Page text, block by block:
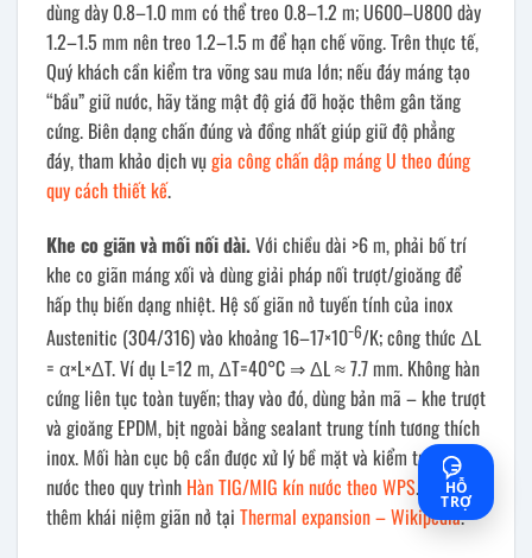
dùng dày 0.8–1.0 mm có thể treo 0.8–1.2 m; U600–U800 dày
1.2–1.5 mm nên treo 1.2–1.5 m để hạn chế võng. Trên thực tế,
Quý khách cần kiểm tra võng sau mưa lớn; nếu đáy máng tạo
“bầu” giữ nước, hãy tăng mật độ giá đỡ hoặc thêm gân tăng
cứng. Biên dạng chấn đúng và đồng nhất giúp giữ độ phẳng
đáy, tham khảo dịch vụgia công chấn dập máng U theo đúng
quy cách thiết kế.
Khe co giãn và mối nối dài.Với chiều dài >6 m, phải bố trí
khe co giãn máng xối và dùng giải pháp nối trượt/gioăng để
hấp thụ biến dạng nhiệt. Hệ số giãn nở tuyến tính của inox
Austenitic (304/316) vào khoảng 16–17×10−6/K; công thức ΔL
= α×L×ΔT. Ví dụ L=12 m, ΔT=40°C ⇒ ΔL ≈ 7.7 mm. Không hàn
cứng liên tục toàn tuyến; thay vào đó, dùng bản mã – khe trượt
và gioăng EPDM, bịt ngoài bằng sealant trung tính tương thích
inox. Mối hàn cục bộ cần được xử lý bề mặt và kiểm tra kín
nước theo quy trình Hàn TIG/MIG kín nước theo WPS. Xem
thêm khái niệm giãn nở tại Thermal expansion – Wikipedia.
HỖ
TRỢ